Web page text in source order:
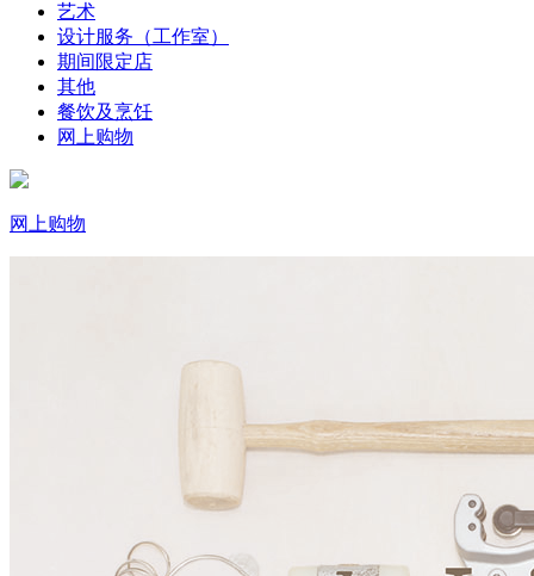
艺术
设计服务（工作室）
期间限定店
其他
餐饮及烹饪
网上购物
网上购物